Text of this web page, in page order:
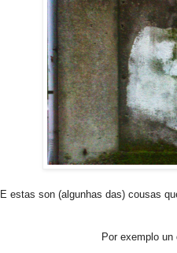
E estas son (algunhas das) cousas
Por exemplo un